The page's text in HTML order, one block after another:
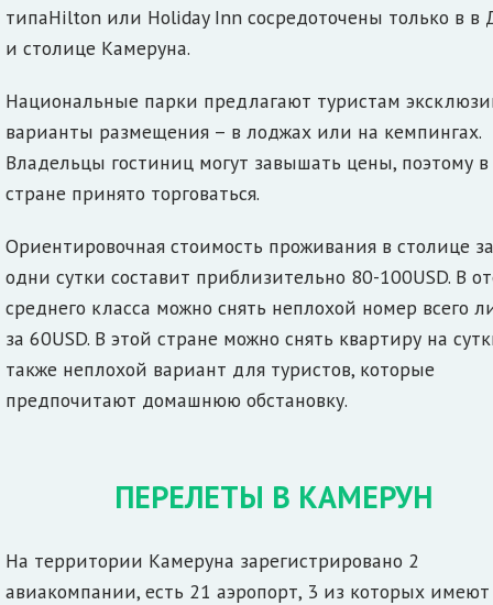
типаHilton или Holiday Inn сосредоточены только в в
и столице Камеруна.
Национальные парки предлагают туристам
варианты размещения – в лоджах или на кемпингах.
Владельцы гостиниц могут завышать цены, поэтому в
стране принято торговаться.
Ориентировочная стоимость проживания в столице за
одни сутки составит приблизительно 80-100USD. В
среднего класса можно снять неплохой номер всего
за 60USD. В этой стране можно снять квартиру на
также неплохой вариант для туристов, которые
предпочитают домашнюю обстановку.
ПЕРЕЛЕТЫ В КАМЕРУН
На территории Камеруна зарегистрировано 2
авиакомпании, есть 21 аэропорт, 3 из которых имеют